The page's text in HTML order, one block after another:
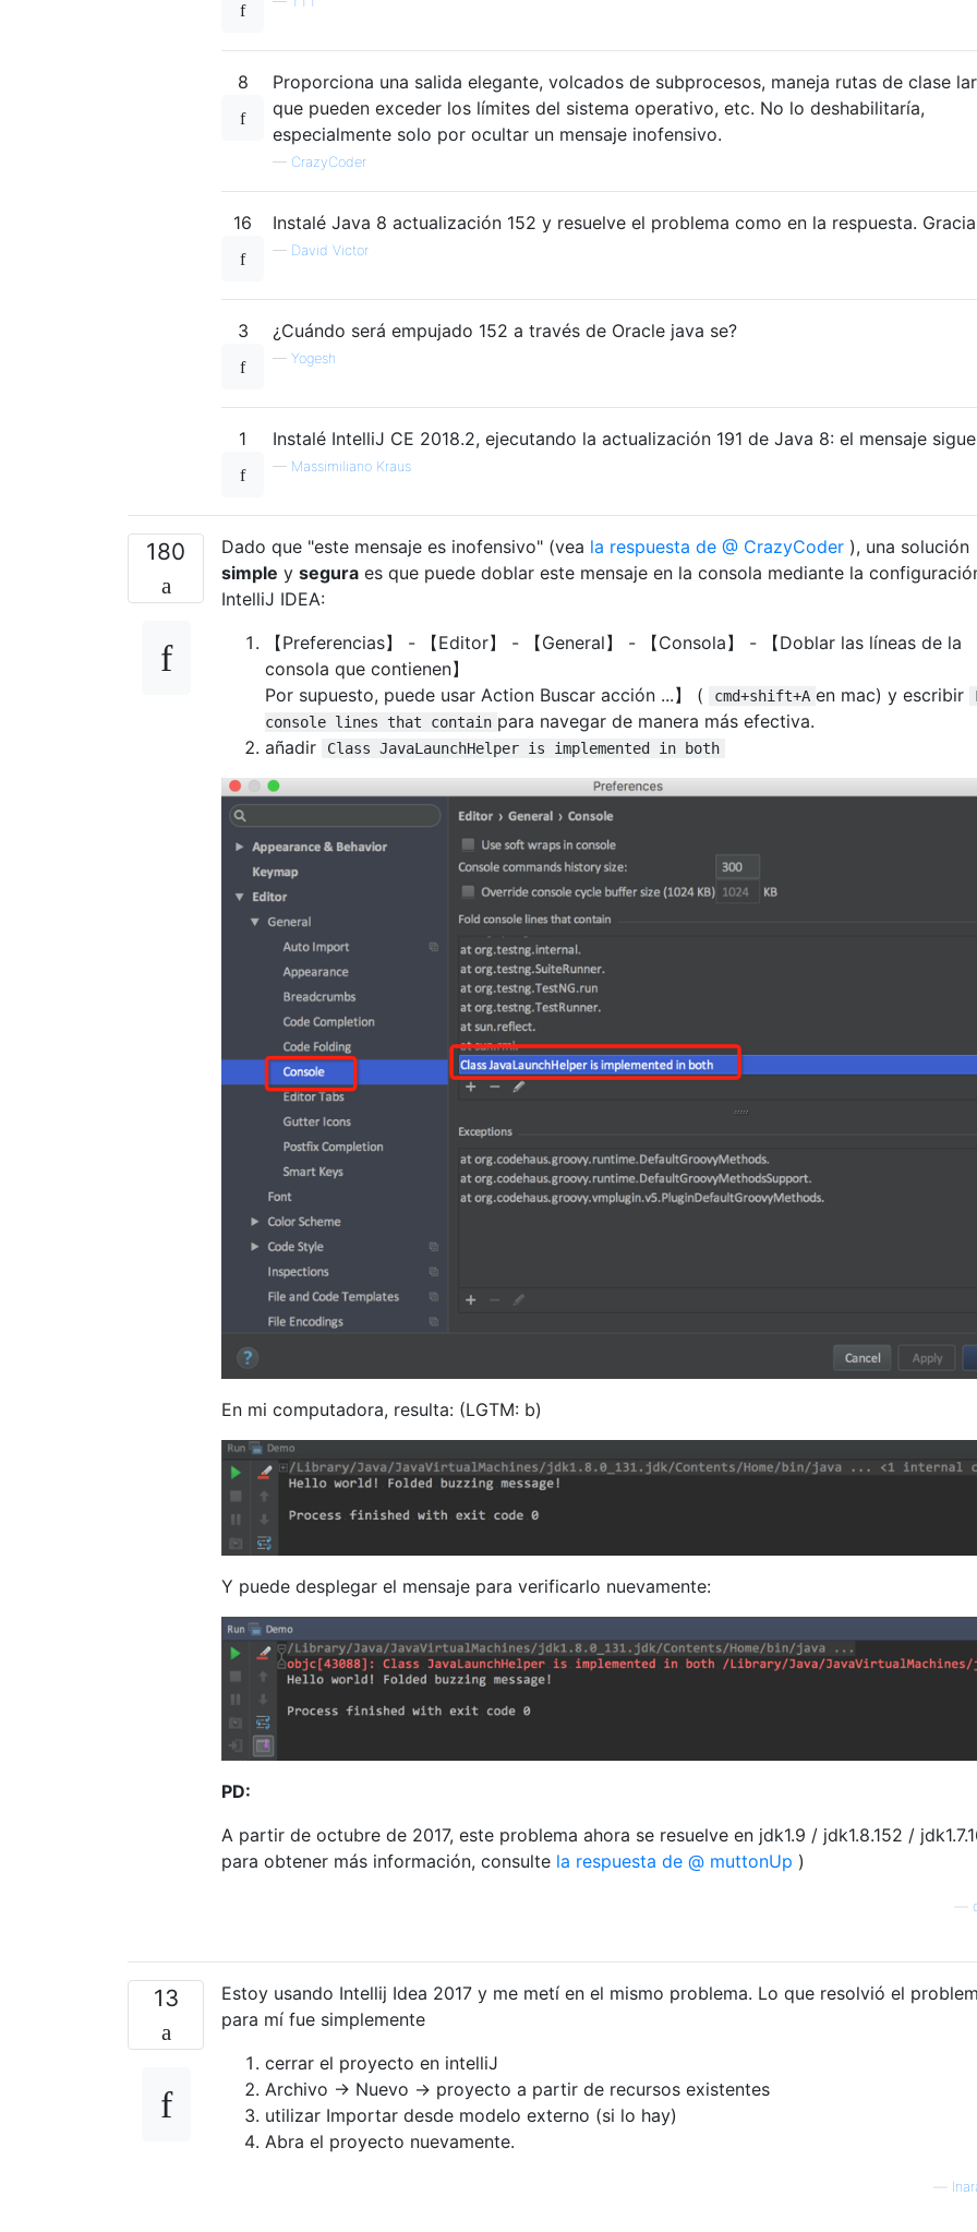
8
Proporciona una salida elegante, volcados de subprocesos, maneja rutas de clase
que pueden exceder los límites del sistema operativo, etc. No lo deshabilitaría,
especialmente solo por ocultar un mensaje inofensivo.
— CrazyCoder
16 Instalé Java 8 actualización 152 y resuelve el problema como en la respuesta.
— David Victor
3 ¿Cuándo será empujado 152 a través de Oracle java se?
— Yogesh
1 Instalé IntelliJ CE 2018.2, ejecutando la actualización 191 de Java 8: el mensaje
— Massimiliano Kraus
180 Dado que "este mensaje es inofensivo" (vea la respuesta de @ CrazyCoder ), una solución
simple y segura es que puede doblar este mensaje en la consola mediante la
IntelliJ IDEA:
【Preferencias】 - 【Editor】 - 【General】 - 【Consola】 - 【Doblar las líneas de la
consola que contienen】
Por supuesto, puede usar Action Buscar acción ...】 (
cmd+shift+A en mac) y escribir
console lines that contain para navegar de manera más efectiva.
añadir
Class JavaLaunchHelper is implemented in both
En mi computadora, resulta: (LGTM: b)
Y puede desplegar el mensaje para verificarlo nuevamente:
PD:
A partir de octubre de 2017, este problema ahora se resuelve en jdk1.9 / jdk1.8.152 /
para obtener más información, consulte la respuesta de @ muttonUp )
13
Estoy usando Intellij Idea 2017 y me metí en el mismo problema. Lo que resolvió el
para mí fue simplemente
cerrar el proyecto en intelliJ
Archivo -> Nuevo -> proyecto a partir de recursos existentes
utilizar Importar desde modelo externo (si lo hay)
Abra el proyecto nuevamente.